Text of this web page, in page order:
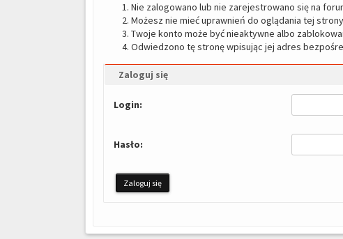
Nie zalogowano lub nie zarejestrowano się na
Możesz nie mieć uprawnień do oglądania tej
Twoje konto może być nieaktywne albo
Odwiedzono tę stronę wpisując jej adres
Zaloguj się
Login:
Hasło: